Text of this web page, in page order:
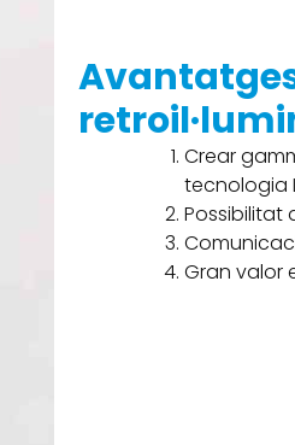
Crear
tecnologia
Possibilitat
Gran valor